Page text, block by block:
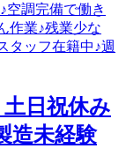
土日祝休み
造未経験